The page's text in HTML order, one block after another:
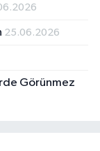
25.06.2026
Görünmez